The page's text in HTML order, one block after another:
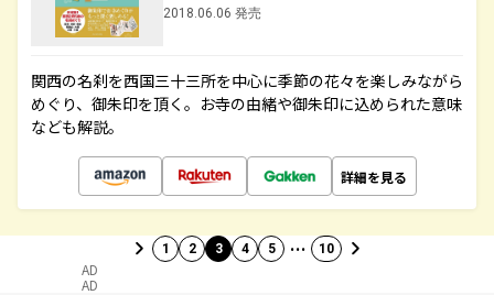
2018.06.06 発売
関西の名刹を西国三十三所を中心に季節の花々を楽しみながら
めぐり、御朱印を頂く。お寺の由緒や御朱印に込められた意味
なども解説。
詳細を見る
1 2 3 4 5 … 10
AD
AD